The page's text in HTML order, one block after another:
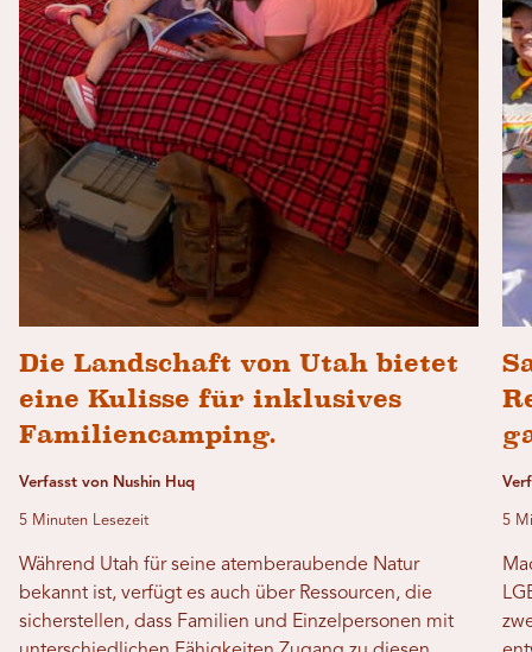
Die Landschaft von Utah bietet
eine Kulisse für inklusives
Familiencamping.
Verfasst von Nushin Huq
5 Minuten Lesezeit
Während Utah für seine atemberaubende Natur
bekannt ist, verfügt es auch über Ressourcen, die
sicherstellen, dass Familien und Einzelpersonen mit
5